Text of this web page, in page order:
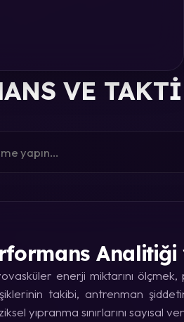
VE
enerji miktarını
takibi, antrenman
yıpranma sınırlarını sayısal